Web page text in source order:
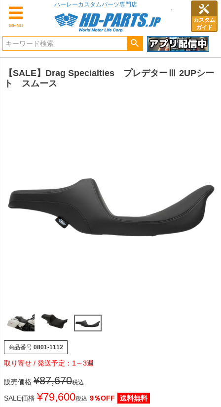
MENU
カスタム
ガイド
ハーレーカスタムパーツ専門店
【SALE】Drag Specialties プレデターⅢ 2UPシー
ト スムース
商品番号 0801-1112
1～3週
販売価格 ¥87,670税込
SALE価格 ¥79,600税込 9％OFF
送料無料